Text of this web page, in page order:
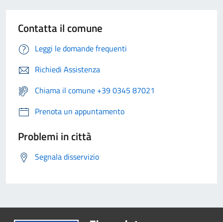
Contatta il comune
Leggi le domande frequenti
Richiedi Assistenza
Chiama il comune +39 0345 87021
Prenota un appuntamento
Problemi in città
Segnala disservizio